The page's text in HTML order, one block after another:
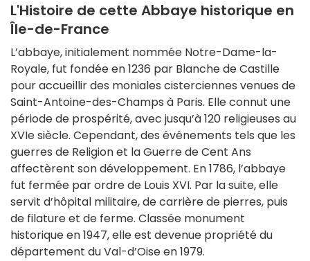
L'Histoire de cette Abbaye historique en
Île-de-France
L’abbaye, initialement nommée Notre-Dame-la-
Royale, fut fondée en 1236 par Blanche de Castille
pour accueillir des moniales cisterciennes venues de
Saint-Antoine-des-Champs à Paris. Elle connut une
période de prospérité, avec jusqu’à 120 religieuses au
XVIe siècle. Cependant, des événements tels que les
guerres de Religion et la Guerre de Cent Ans
affectèrent son développement. En 1786, l’abbaye
fut fermée par ordre de Louis XVI. Par la suite, elle
servit d’hôpital militaire, de carrière de pierres, puis
de filature et de ferme. Classée monument
historique en 1947, elle est devenue propriété du
département du Val-d’Oise en 1979.